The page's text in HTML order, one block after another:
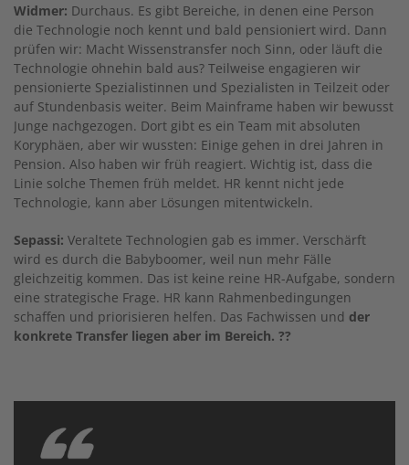
Widmer: Durchaus. Es gibt Bereiche, in denen eine Person
die Technologie noch kennt und bald pensioniert wird. Dann
prüfen wir: Macht Wissenstransfer noch Sinn, oder läuft die
Technologie ohnehin bald aus? Teilweise engagieren wir
pensionierte Spezialistinnen und Spezialisten in Teilzeit oder
auf Stundenbasis weiter. Beim Mainframe haben wir bewusst
Junge nachgezogen. Dort gibt es ein Team mit absoluten
Koryphäen, aber wir wussten: Einige gehen in drei Jahren in
Pension. Also haben wir früh reagiert. Wichtig ist, dass die
Linie solche Themen früh meldet. HR kennt nicht jede
Technologie, kann aber Lösungen mitentwickeln.
Sepassi: Veraltete Technologien gab es immer. Verschärft
wird es durch die Babyboomer, weil nun mehr Fälle
gleichzeitig kommen. Das ist keine reine HR-Aufgabe, sondern
eine strategische Frage. HR kann Rahmenbedingungen
schaffen und priorisieren helfen. Das Fachwissen und der
konkrete Transfer liegen aber im Bereich. ??